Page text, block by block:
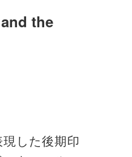
the
した後期印